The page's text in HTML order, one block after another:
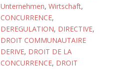
Unternehmen, Wirtschaft,
CONCURRENCE,
DEREGULATION, DIRECTIVE,
DROIT COMMUNAUTAIRE
DERIVE, DROIT DE LA
CONCURRENCE, DROIT